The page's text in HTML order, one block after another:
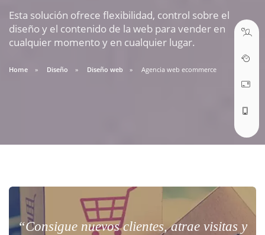
Esta solución ofrece flexibilidad, control sobre el
diseño y el contenido de la web para vender en
cualquier momento y en cualquier lugar.
Home Diseño Diseño web Agencia web ecommerce
“Consigue nuevos clientes, atrae visitas y
soporte@webseo.cl
ABRIR TICKET